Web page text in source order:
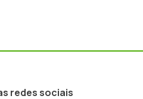
redes sociais